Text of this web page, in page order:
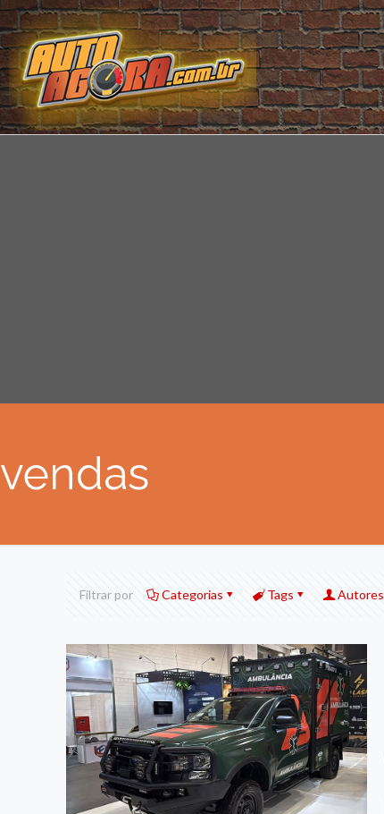
vendas
Filtrar por Categorias Tags Autores